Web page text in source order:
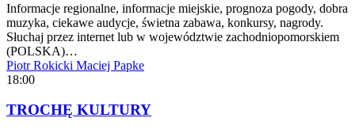
Informacje regionalne, informacje miejskie, prognoza pogody, dobra
muzyka, ciekawe audycje, świetna zabawa, konkursy, nagrody.
Słuchaj przez internet lub w województwie zachodniopomorskiem
(POLSKA)…
Piotr Rokicki Maciej Papke
18:00
TROCHĘ KULTURY